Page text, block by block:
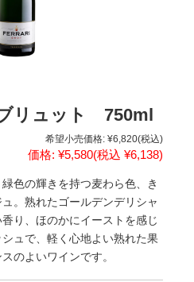
リュット 750ml
希望小売価格: ¥6,820(税込)
価格: ¥5,580(税込 ¥6,138)
色の輝きを持つ麦わら色、き
。熟れたゴールデンデリシャ
り、ほのかにイーストを感じ
ュで、軽く心地よい熟れた果
のよいワインです。